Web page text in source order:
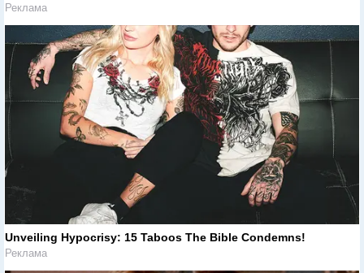
Реклама
Unveiling Hypocrisy: 15 Taboos The Bible Condemns!
Реклама